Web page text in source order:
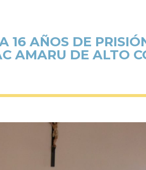
16 AÑOS DE
AMARU DE ALTO